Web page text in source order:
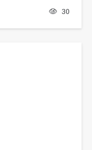
30